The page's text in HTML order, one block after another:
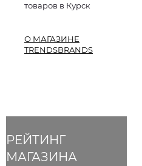
РЕЙТИНГ
МАГАЗИНА
товаров в Курск
О МАГАЗИНЕ
TRENDSBRANDS